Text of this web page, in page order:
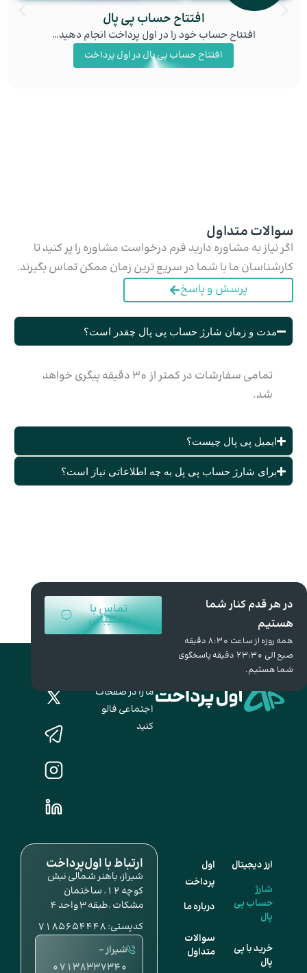
افتتاح حساب پی پال
افتتاح حساب خود را در اول پرداخت انجام دهید…
افتتاح حساب پی پال در اول پرداخت
سوالات متداول
اگر نیاز به مشاوره دارید فرم درخواست مشاوره را پر کنید تا
کارشناسان ما با شما در سریع ترین زمان ممکن تماس بگیرند.
پرسش و پاسخ
مدت و زمان شارژ حساب پی پال چقدر است؟
تمامی سفارشات در کمتر از ۳۰ دقیقه پیگری خواهد
شد.
ایمیل پی پال چیست؟
برای شارژ حساب پی پل به چه اطلاعاتی نیاز است؟
تماس با
پشتیبانی
در هر قدم کنار شما
هستیم
همه روزه از ساعت 8:30 دقیقه
صبح الی 23:30 دقیقه پاسخگوی
شما هستیم.
ما را در صفحات
اجتماعی فالو
کنید
ارتباط با اول‌پرداخت
شیراز، باهنر شمالی نبش
کوچه ۱۲. ساختمان
مشکات .طبقه ۳ واحد ۴
کدپستی: 7185654448
شیراز -
07138337340
اول
پرداخت
درباره ما
سوالات
متداول
ارز دیجیتال
شارژ
حساب پی
پال
خرید با پی
پال